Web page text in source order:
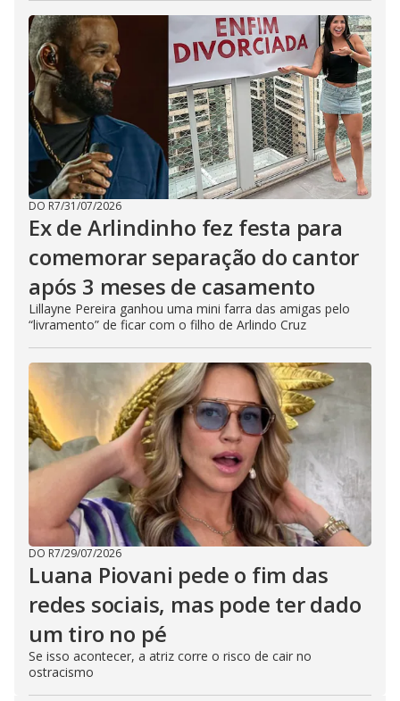
DO R7/31/07/2026
Ex de Arlindinho fez festa para
comemorar separação do cantor
após 3 meses de casamento
Lillayne Pereira ganhou uma mini farra das amigas pelo
“livramento” de ficar com o filho de Arlindo Cruz
DO R7/29/07/2026
Luana Piovani pede o fim das
redes sociais, mas pode ter dado
um tiro no pé
Se isso acontecer, a atriz corre o risco de cair no
ostracismo